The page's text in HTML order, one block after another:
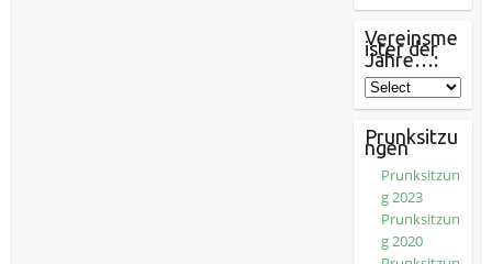
Vereinsme
ister der
Jahre…:
Prunksitzu
ngen
Prunksitzun
g 2023
Prunksitzun
g 2020